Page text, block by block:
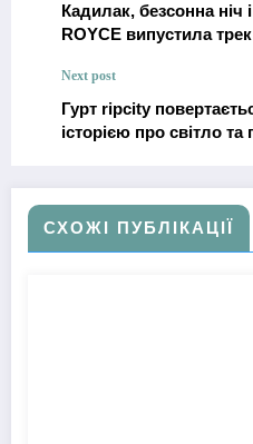
Кадилак, безсонна ніч
ROYCE випустила
Next post
Гурт ripcity
історією про світло
СХОЖІ ПУБЛІКАЦІЇ